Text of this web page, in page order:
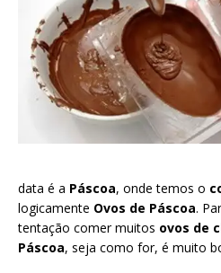
data é a Páscoa, onde temos o
logicamente Ovos de Páscoa.
tentação comer muitos ovos de
Páscoa, seja como for, é muito